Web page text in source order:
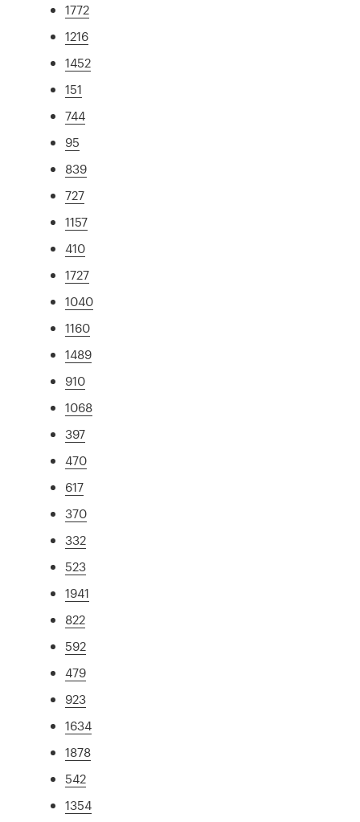
1772
1216
1452
151
744
95
839
727
1157
410
1727
1040
1160
1489
910
1068
397
470
617
370
332
523
1941
822
592
479
923
1634
1878
542
1354